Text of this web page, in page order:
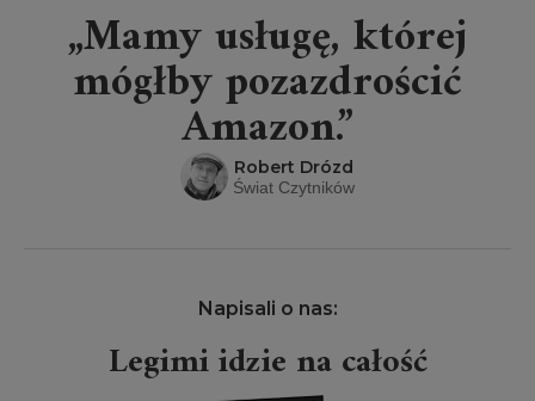
„Mamy usługę, której
mógłby pozazdrościć
Amazon.”
Robert Drózd
Świat Czytników
Napisali o nas:
Legimi idzie na całość